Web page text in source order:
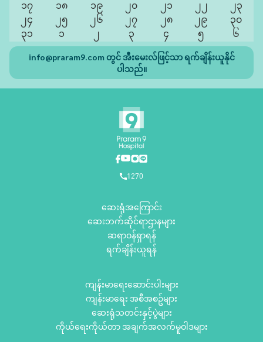
၁၇
၁၈ ၁၉ ၂၀ ၂၁ ၂၂
၂၃
၂၄
၂၅ ၂၆ ၂၇ ၂၈ ၂၉
၃၀
၃၁
၁ ၂ ၃ ၄ ၅ ၆
info@praram9.comတွင် အီးမေးလ်ဖြင့်သာ ရက်ချိန်းယူနိုင်
ပါသည်။
1270
ဆေးရုံအကြောင်း
ဆေးဘက်ဆိုင်ရာဌာနများ
ဆရာဝန်ရှာရန်
ရက်ချိန်းယူရန်
ကျန်းမာရေးဆောင်းပါးများ
ကျန်းမာရေး အစီအစဥ်များ
ဆေးရုံသတင်းနှင့်ပွဲများ
ကိုယ်ရေးကိုယ်တာ အချက်အလက်မူဝါဒများ